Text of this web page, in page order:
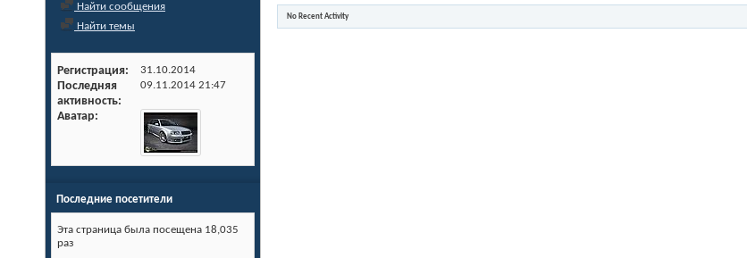
Найти сообщения
Найти темы
Регистрация 31.10.2014
Последняя
активность
09.11.2014 21:47
Аватар
Последние посетители
Эта страница была посещена 18,035
раз
No Recent Activity